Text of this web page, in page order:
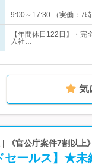
9:00～17:30 （実働：7
【年間休日122日】・
入社…
気
《官公庁案件7割以上
セールス】★